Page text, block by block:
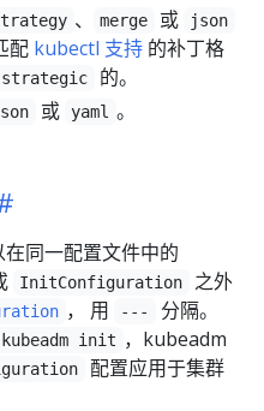
、 merge 或 json
配 kubectl 支持 的补丁格
strategic 的。
或 yaml 。
同一配置文件中的
InitConfiguration
之外
， 用 ---
分隔。
kubeadm init ，kubeadm
配置应用于集群